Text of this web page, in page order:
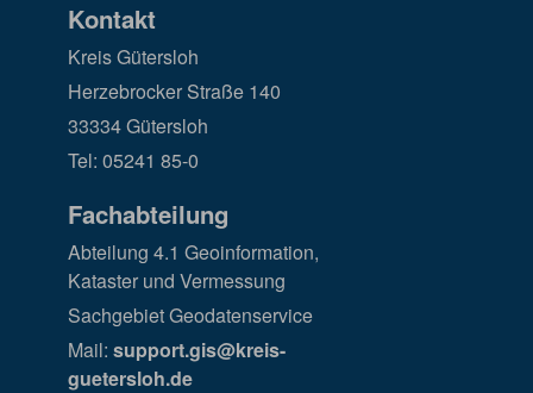
Kontakt
Kreis Gütersloh
Herzebrocker Straße 140
33334 Gütersloh
Tel: 05241 85-0
Fachabteilung
Abteilung 4.1 Geoinformation,
Kataster und Vermessung
Sachgebiet Geodatenservice
Mail: support.gis@kreis-
guetersloh.de